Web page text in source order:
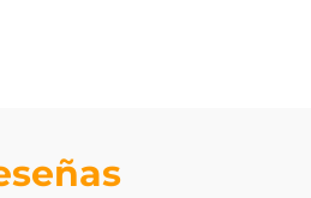
Q176.25.